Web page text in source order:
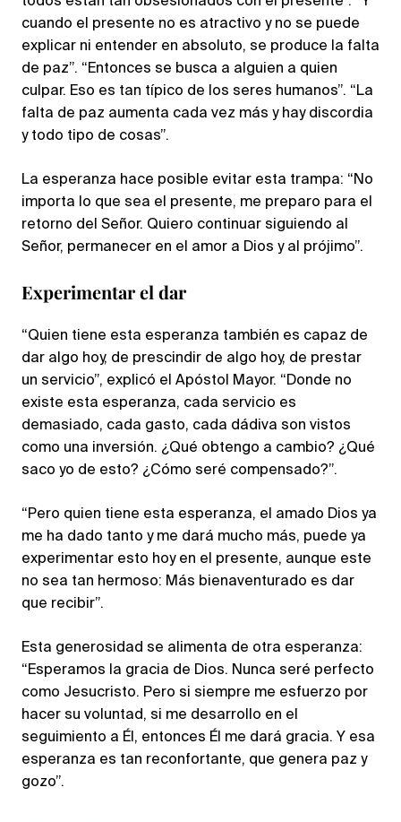
cuando el presente no es atractivo y no se puede
explicar ni entender en absoluto, se produce la falta
de paz”. “Entonces se busca a alguien a quien
culpar. Eso es tan típico de los seres humanos”. “La
falta de paz aumenta cada vez más y hay discordia
y todo tipo de cosas”.
La esperanza hace posible evitar esta trampa: “No
importa lo que sea el presente, me preparo para el
retorno del Señor. Quiero continuar siguiendo al
Señor, permanecer en el amor a Dios y al prójimo”.
Experimentar el dar
“Quien tiene esta esperanza también es capaz de
dar algo hoy, de prescindir de algo hoy, de prestar
un servicio”, explicó el Apóstol Mayor. “Donde no
existe esta esperanza, cada servicio es
demasiado, cada gasto, cada dádiva son vistos
como una inversión. ¿Qué obtengo a cambio? ¿Qué
saco yo de esto? ¿Cómo seré compensado?”.
“Pero quien tiene esta esperanza, el amado Dios ya
me ha dado tanto y me dará mucho más, puede ya
experimentar esto hoy en el presente, aunque este
no sea tan hermoso: Más bienaventurado es dar
que recibir”.
Esta generosidad se alimenta de otra esperanza:
“Esperamos la gracia de Dios. Nunca seré perfecto
como Jesucristo. Pero si siempre me esfuerzo por
hacer su voluntad, si me desarrollo en el
seguimiento a Él, entonces Él me dará gracia. Y esa
esperanza es tan reconfortante, que genera paz y
gozo”.